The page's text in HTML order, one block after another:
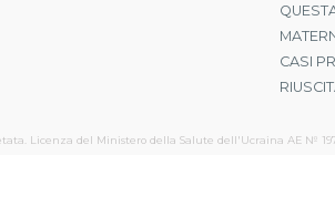
CASI
Licenza del Ministero della Salute dell'Ucraina АЕ №